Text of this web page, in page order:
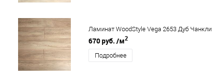
Ламинат WoodStyle Vega 2653 Дуб Чанкли
670 руб. /м2
Подробнее